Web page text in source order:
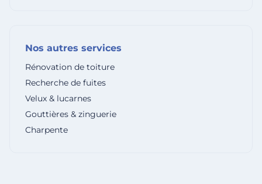
Nos autres services
Rénovation de toiture
Recherche de fuites
Velux & lucarnes
Gouttières & zinguerie
Charpente